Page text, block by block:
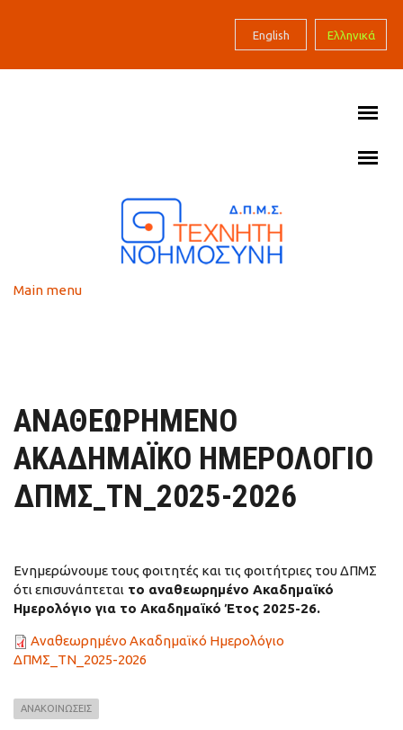
English Ελληνικά
Main menu
ΑΝΑΘΕΩΡΗΜΕΝΟ
ΑΚΑΔΗΜΑΪΚΟ ΗΜΕΡΟΛΟΓΙΟ
ΔΠΜΣ_ΤΝ_2025-2026
Ενημερώνουμε τους φοιτητές και τις φοιτήτριες του ΔΠΜΣ
ότι επισυνάπτεται το αναθεωρημένο Ακαδημαϊκό
Ημερολόγιο για το Ακαδημαϊκό Έτος 2025-26.
Αναθεωρημένο Ακαδημαϊκό Ημερολόγιο
ΔΠΜΣ_ΤΝ_2025-2026
ΑΝΑΚΟΙΝΩΣΕΙΣ